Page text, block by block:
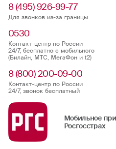
8 (495) 926-99-77
Для звонков из-за границы
0530
Контакт-центр по России
24/7, бесплатно с мобильного
(Билайн, МТС, МегаФон и t2)
8 (800) 200-09-00
Контакт-центр по России
24/7, звонок бесплатный
Мобильное
Росгосстрах